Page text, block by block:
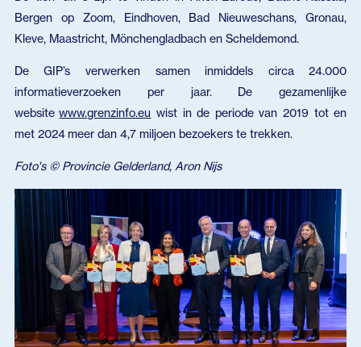
Bergen op Zoom, Eindhoven, Bad Nieuweschans, Gronau,
Kleve, Maastricht, Mönchengladbach en Scheldemond.
De GIP’s verwerken samen inmiddels circa 24.000
informatieverzoeken per jaar. De gezamenlijke
websitewww.grenzinfo.eu wist in de periode van 2019 tot en
met 2024 meer dan 4,7 miljoen bezoekers te trekken.
Foto's © Provincie Gelderland, Aron Nijs